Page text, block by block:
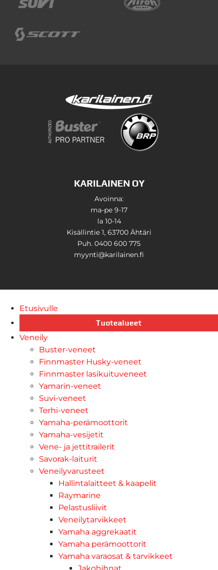
KARILAINEN OY
Avoinna:
ma-pe 9-17
la 10-14
Kisällintie 1, 63700 Ähtäri
Puh. 0400 600 775
myynti@karilainen.fi
Etusivulle
Tuotealueet
Veneily
Buster-veneet
Finnmaster Husky-veneet
Finnmaster lasikuituveneet
Yamarin-veneet
Suvi-veneet
Terhi-veneet
Yamaha-perämoottorit
Yamaha-vesijetit
Vene- ja jettitrailerit
Savorak-laiturit
Veneilyvarusteet
Hallintalaitteet & kaapelit
Raymarine
Pelastusliivit
Veneilytarvikkeet
Yamaha aggrekaatit
Yamaha perämoottorit
Yamaha varaosat & tarvikkeet